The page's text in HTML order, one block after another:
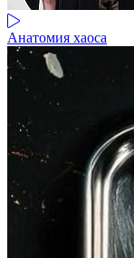
Анатомия хаоса